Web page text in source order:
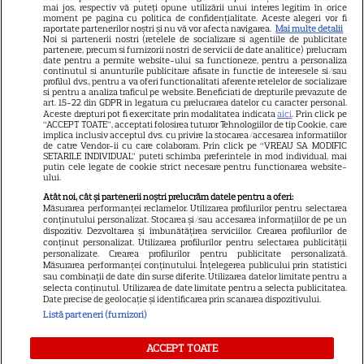
nu e tot! Surpriza uriașă din
declarația de avere! Da, scrie
negru pe alb! O cheamă…
Jorge, revoltat după ce și-a
găsit apartamentul de la mare
devastat. Ce au lăsat în urmă
turiștii este strigător la Cer
Fiul Deei și al lui Dinu Maxer a
intrat la un liceu de renume
din București. Andreas, admis
fără meditații, cu note maxime
mai jos, respectiv vă puteți opune utilizării unui interes legitim în orice
moment pe pagina cu politica de confidențialitate. Aceste alegeri vor fi
raportate partenerilor noștri și nu vă vor afecta navigarea. Mai multe detalii
Noi si partenerii nostri (retelele de socializare si agentiile de publicitate
partenere, precum si furnizorii nostri de servicii de date analitice) prelucram
date pentru a permite website-ului sa functioneze, pentru a personaliza
continutul si anunturile publicitare afisate in functie de interesele si/sau
profilul dvs., pentru a va oferi functionalitati aferente retelelor de socializare
si pentru a analiza traficul pe website. Beneficiati de drepturile prevazute de
art. 15-22 din GDPR in legatura cu prelucrarea datelor cu caracter personal.
Aceste drepturi pot fi exercitate prin modalitatea indicataaici. Prin click pe
“ACCEPT TOATE”, acceptati folosirea tuturor Tehnologiilor de tip Cookie, care
implica inclusiv acceptul dvs. cu privire la stocarea/accesarea informatiilor
de catre Vendor-ii cu care colaboram. Prin click pe “VREAU SA MODIFIC
SETARILE INDIVIDUAL” puteti schimba preferintele in mod individual, mai
putin cele legate de cookie strict necesare pentru functionarea website-
ului.
Atât noi, cât și partenerii noștri prelucrăm datele pentru a oferi:
Măsurarea performanței reclamelor. Utilizarea profilurilor pentru selectarea
conținutului personalizat. Stocarea și/sau accesarea informațiilor de pe un
dispozitiv. Dezvoltarea și îmbunătățirea serviciilor. Crearea profilurilor de
conținut personalizat. Utilizarea profilurilor pentru selectarea publicității
personalizate. Crearea profilurilor pentru publicitate personalizată.
Măsurarea performanței conținutului. Înțelegerea publicului prin statistici
sau combinații de date din surse diferite. Utilizarea datelor limitate pentru a
selecta conținutul. Utilizarea de date limitate pentru a selecta publicitatea.
Date precise de geolocație și identificarea prin scanarea dispozitivului.
Listă parteneri (furnizori)
ACCEPT TOATE